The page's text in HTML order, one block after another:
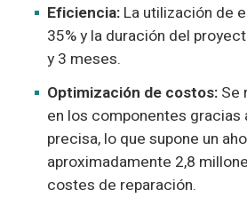
Eficiencia: La utilización de
35% y la duración del
y 3 meses.
Optimización de costos: Se
en los componentes gracias
precisa, lo que supone un
aproximadamente 2,8
costes de reparación.